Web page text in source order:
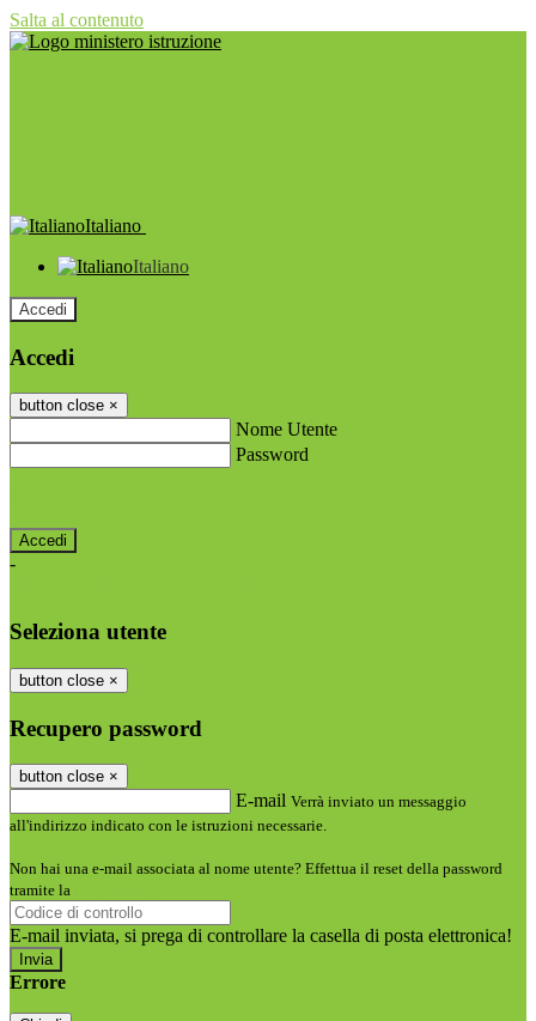
Salta al contenuto
Italiano
Italiano
Accedi
Accedi
button close ×
Nome Utente
Password
-
Seleziona utente
button close ×
Recupero password
button close ×
E-mail Verrà inviato un messaggio
all'indirizzo indicato con le istruzioni necessarie.
Non hai una e-mail associata al nome utente? Effettua il reset della password
tramite la
E-mail inviata, si prega di controllare la casella di posta elettronica!
Errore